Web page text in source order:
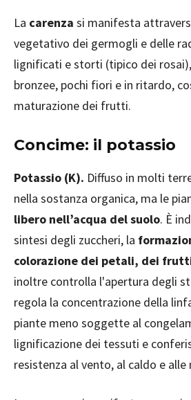
La carenza si manifesta
vegetativo dei germogli e delle
lignificati e storti (tipico dei
bronzee, pochi fiori e in ritardo,
maturazione dei frutti.
Concime: il potassio
Potassio (K). Diffuso in molti
nella sostanza organica, ma le
libero nell’acqua del suolo. È
sintesi degli zuccheri, la
colorazione dei petali, dei
inoltre controlla l'apertura degli
regola la concentrazione della
piante meno soggette al
lignificazione dei tessuti e
resistenza al vento, al caldo e